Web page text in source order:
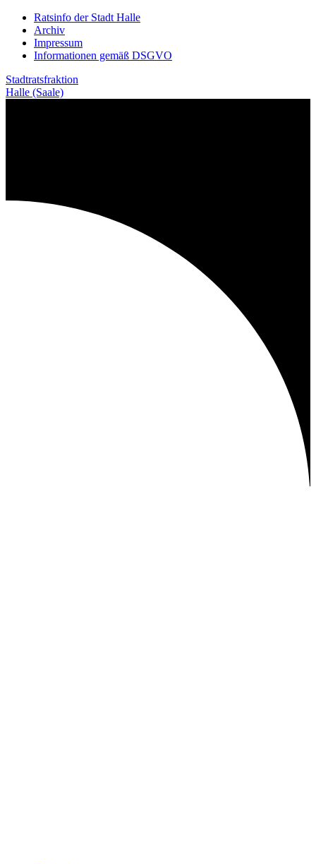
Weiter
zum
Inhalt
Ratsinfo der Stadt Halle
Archiv
Impressum
Informationen gemäß DSGVO
Stadtratsfraktion
Halle (Saale)